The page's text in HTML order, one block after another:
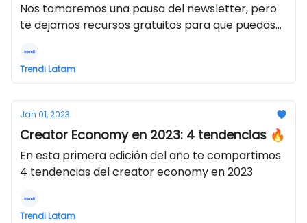
Nos tomaremos una pausa del newsletter, pero
te dejamos recursos gratuitos para que puedas
Trendi Latam
Jan 01, 2023
Creator Economy en 2023: 4 tendencias 🔥
En esta primera edición del año te compartimos
4 tendencias del creator economy en 2023
Trendi Latam